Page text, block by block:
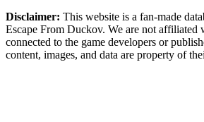
Disclaimer: This website is a fan-made
Escape From Duckov. We are not affiliated
connected to the game developers or
content, images, and data are property of